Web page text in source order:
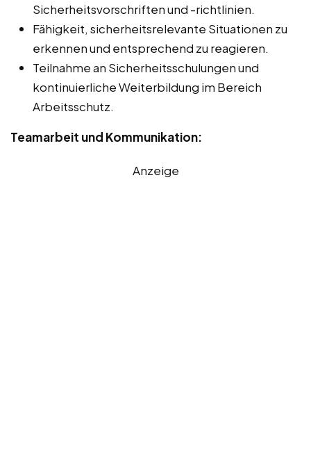
Sicherheitsvorschriften und -richtlinien.
Fähigkeit, sicherheitsrelevante Situationen zu
erkennen und entsprechend zu reagieren.
Teilnahme an Sicherheitsschulungen und
kontinuierliche Weiterbildung im Bereich
Arbeitsschutz.
Teamarbeit und Kommunikation:
Anzeige